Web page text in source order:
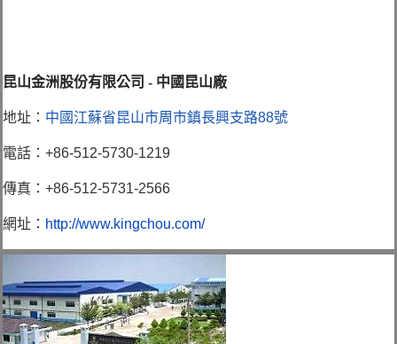
昆山金洲股份有限公司 - 中國昆山廠
地址： 中國江蘇省昆山市周市鎮長興支路88號
電話：+86-512-5730-1219
傳真：+86-512-5731-2566
網址： http://www.kingchou.com/